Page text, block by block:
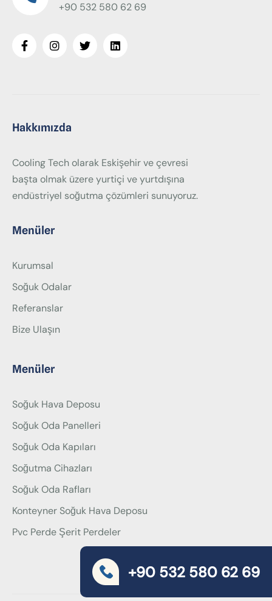
+90 532 580 62 69
Hakkımızda
Cooling Tech olarak Eskişehir ve çevresi
başta olmak üzere yurtiçi ve yurtdışına
endüstriyel soğutma çözümleri sunuyoruz.
Menüler
Kurumsal
Soğuk Odalar
Referanslar
Bize Ulaşın
Menüler
Soğuk Hava Deposu
Soğuk Oda Panelleri
Soğuk Oda Kapıları
Soğutma Cihazları
Soğuk Oda Rafları
Konteyner Soğuk Hava Deposu
Pvc Perde Şerit Perdeler
+90 532 580 62 69